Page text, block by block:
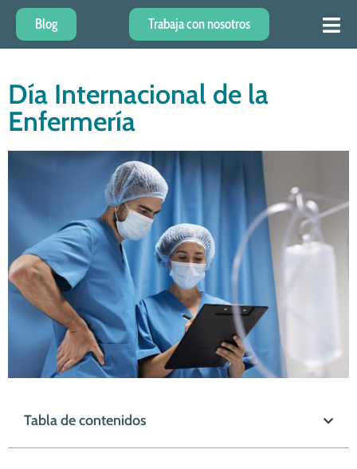
Blog Trabaja con nosotros
Día Internacional de la
Enfermería
Tabla de contenidos